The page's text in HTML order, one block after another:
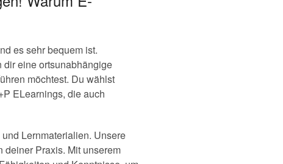
es sehr bequem ist.
dir eine ortsunabhängige
möchtest. Du wählst
ELearnings, die auch
Lernmaterialien. Unsere
deiner Praxis. Mit unserem